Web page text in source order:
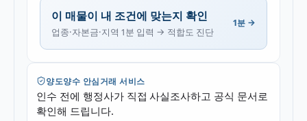
이 매물이 내 조건에 맞는지 확인
업종·자본금·지역 1분 입력 → 적합도 진단
1분 →
양도양수 안심거래 서비스
인수 전에 행정사가 직접 사실조사하고 공식 문서로
확인해 드립니다.